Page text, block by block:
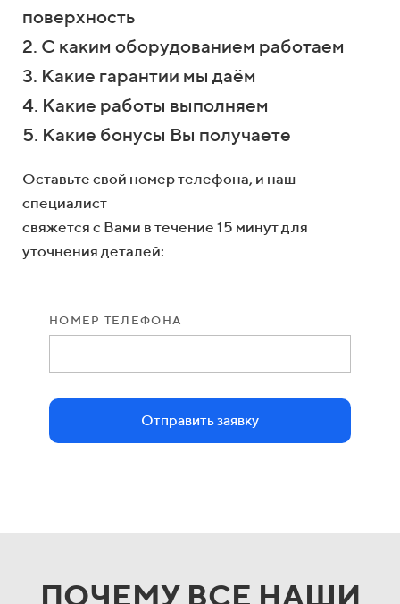
поверхность
2. С каким оборудованием работаем
3. Какие гарантии мы даём
4. Какие работы выполняем
5. Какие бонусы Вы получаете
Оставьте свой номер телефона, и наш
специалист
свяжется с Вами в течение 15 минут для
уточнения деталей:
НОМЕР ТЕЛЕФОНА
Отправить заявку
ПОЧЕМУ ВСЕ НАШИ